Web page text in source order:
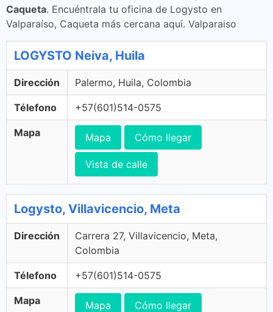
Caqueta. Encuéntrala tu oficina de Logysto en
Valparaíso, Caqueta más cercana aquí. Valparaiso
LOGYSTO Neiva, Huila
Dirección Palermo, Huila, Colombia
Télefono +57(601)514-0575
Mapa Mapa Cómo llegar
Vista de calle
Logysto, Villavicencio, Meta
Dirección
Carrera 27, Villavicencio, Meta,
Colombia
Télefono +57(601)514-0575
Mapa Mapa Cómo llegar